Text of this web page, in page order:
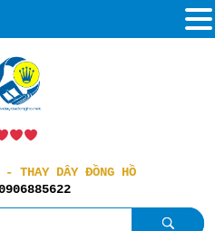
- THAY DÂY ĐỒNG HỒ